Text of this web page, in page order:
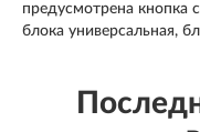
предусмотрена кнопка
блока универсальная,